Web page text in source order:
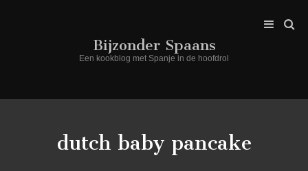
Bijzonder Spaans
Een kookblog met Spanje in de hoofdrol
dutch baby pancake